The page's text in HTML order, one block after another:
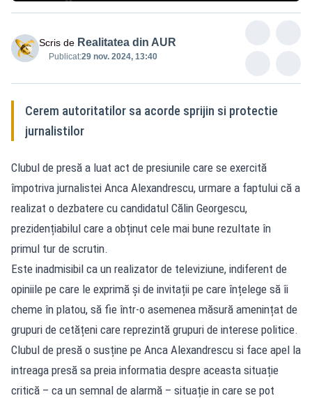
Scris de Realitatea din AUR
Publicat:29 nov. 2024, 13:40
Cerem autoritatilor sa acorde sprijin si protectie
jurnalistilor
Clubul de presă a luat act de presiunile care se exercită
împotriva jurnalistei Anca Alexandrescu, urmare a faptului că a
realizat o dezbatere cu candidatul Călin Georgescu,
prezidențiabilul care a obținut cele mai bune rezultate în
primul tur de scrutin.
Este inadmisibil ca un realizator de televiziune, indiferent de
opiniile pe care le exprimă și de invitații pe care înțelege să îi
cheme în platou, să fie într-o asemenea măsură amenințat de
grupuri de cetățeni care reprezintă grupuri de interese politice.
Clubul de presă o susține pe Anca Alexandrescu si face apel la
intreaga presă sa preia informatia despre aceasta situație
critică – ca un semnal de alarmă – situație in care se pot